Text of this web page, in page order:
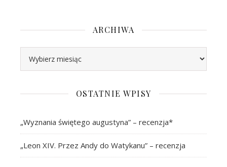
ARCHIWA
OSTATNIE WPISY
„Wyznania świętego augustyna” – recenzja*
„Leon XIV. Przez Andy do Watykanu” – recenzja